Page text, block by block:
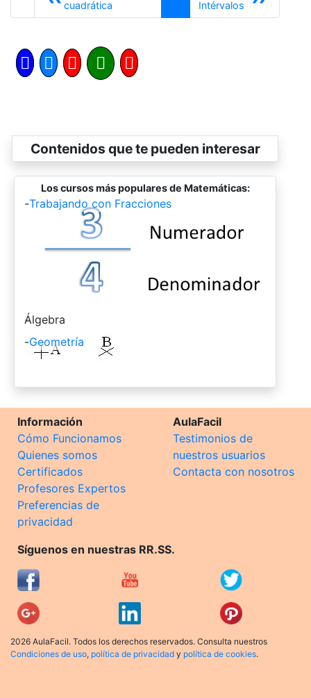
cuadrática
IntérvalosSiguiente
Contenidos que te pueden interesar
Los cursos más populares de Matemáticas:
-Trabajando con Fracciones
-
Álgebra
-Geometría
Información
Cómo Funcionamos
Quienes somos
Certificados
Profesores Expertos
Preferencias de
privacidad
AulaFacil
Testimonios de
nuestros usuarios
Contacta con nosotros
Síguenos en nuestras RR.SS.
2026 AulaFacil. Todos los derechos reservados. Consulta nuestros
Condiciones de uso, política de privacidad y política de cookies.